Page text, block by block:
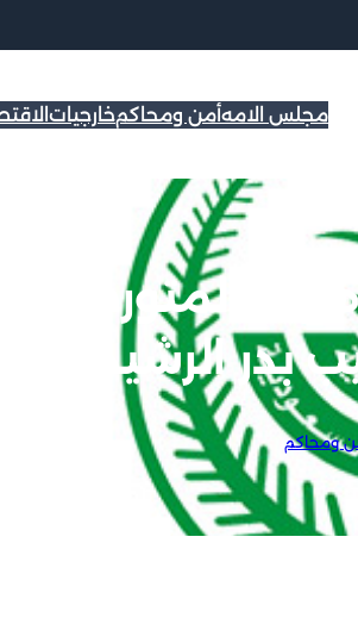
مجلس الامهأمن ومحاكمخارجيات
المتورطين
بدر الرشيدي
ومحاكم